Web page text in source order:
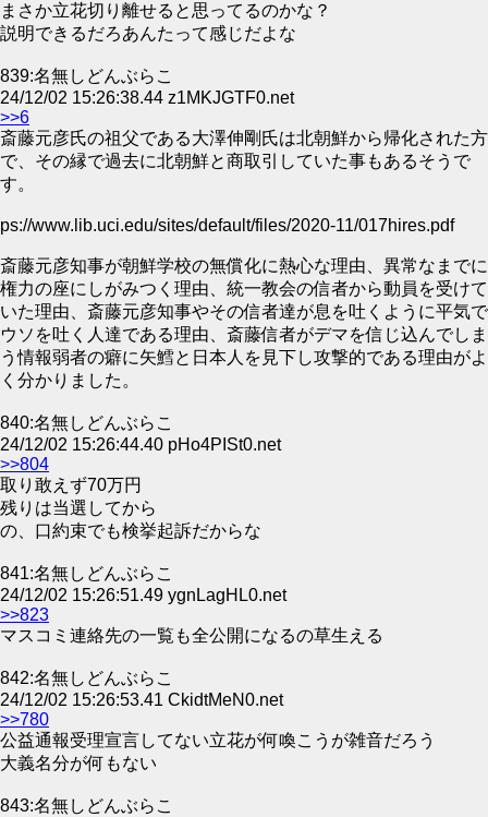
まさか立花切り離せると思ってるのかな？
説明できるだろあんたって感じだよな
839:名無しどんぶらこ
24/12/02 15:26:38.44 z1MKJGTF0.net
>>6
斎藤元彦氏の祖父である大澤伸剛氏は北朝鮮から帰化された方
で、その縁で過去に北朝鮮と商取引していた事もあるそうで
す。
ps://www.lib.uci.edu/sites/default/files/2020-11/017hires.pdf
斎藤元彦知事が朝鮮学校の無償化に熱心な理由、異常なまでに
権力の座にしがみつく理由、統一教会の信者から動員を受けて
いた理由、斎藤元彦知事やその信者達が息を吐くように平気で
ウソを吐く人達である理由、斎藤信者がデマを信じ込んでしま
う情報弱者の癖に矢鱈と日本人を見下し攻撃的である理由がよ
く分かりました。
840:名無しどんぶらこ
24/12/02 15:26:44.40 pHo4PISt0.net
>>804
取り敢えず70万円
残りは当選してから
の、口約束でも検挙起訴だからな
841:名無しどんぶらこ
24/12/02 15:26:51.49 ygnLagHL0.net
>>823
マスコミ連絡先の一覧も全公開になるの草生える
842:名無しどんぶらこ
24/12/02 15:26:53.41 CkidtMeN0.net
>>780
公益通報受理宣言してない立花が何喚こうが雑音だろう
大義名分が何もない
843:名無しどんぶらこ